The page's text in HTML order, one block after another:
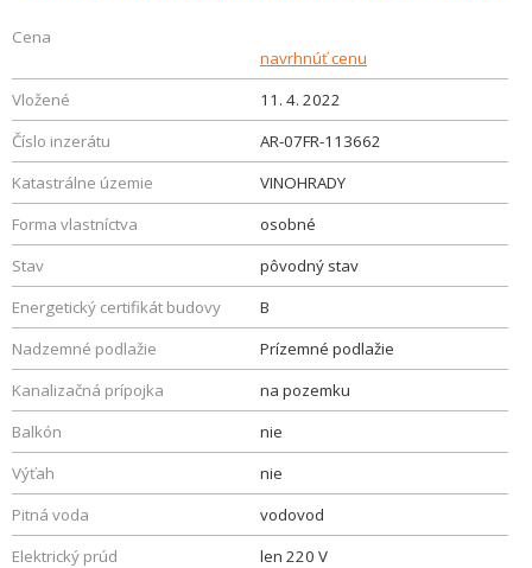
Cena
navrhnúť cenu
Vložené
11. 4. 2022
Číslo inzerátu
AR-07FR-113662
Katastrálne územie
VINOHRADY
Forma vlastníctva
osobné
Stav
pôvodný stav
Energetický certifikát budovy
B
Nadzemné podlažie
Prízemné podlažie
Kanalizačná prípojka
na pozemku
Balkón
nie
Výťah
nie
Pitná voda
vodovod
Elektrický prúd
len 220 V